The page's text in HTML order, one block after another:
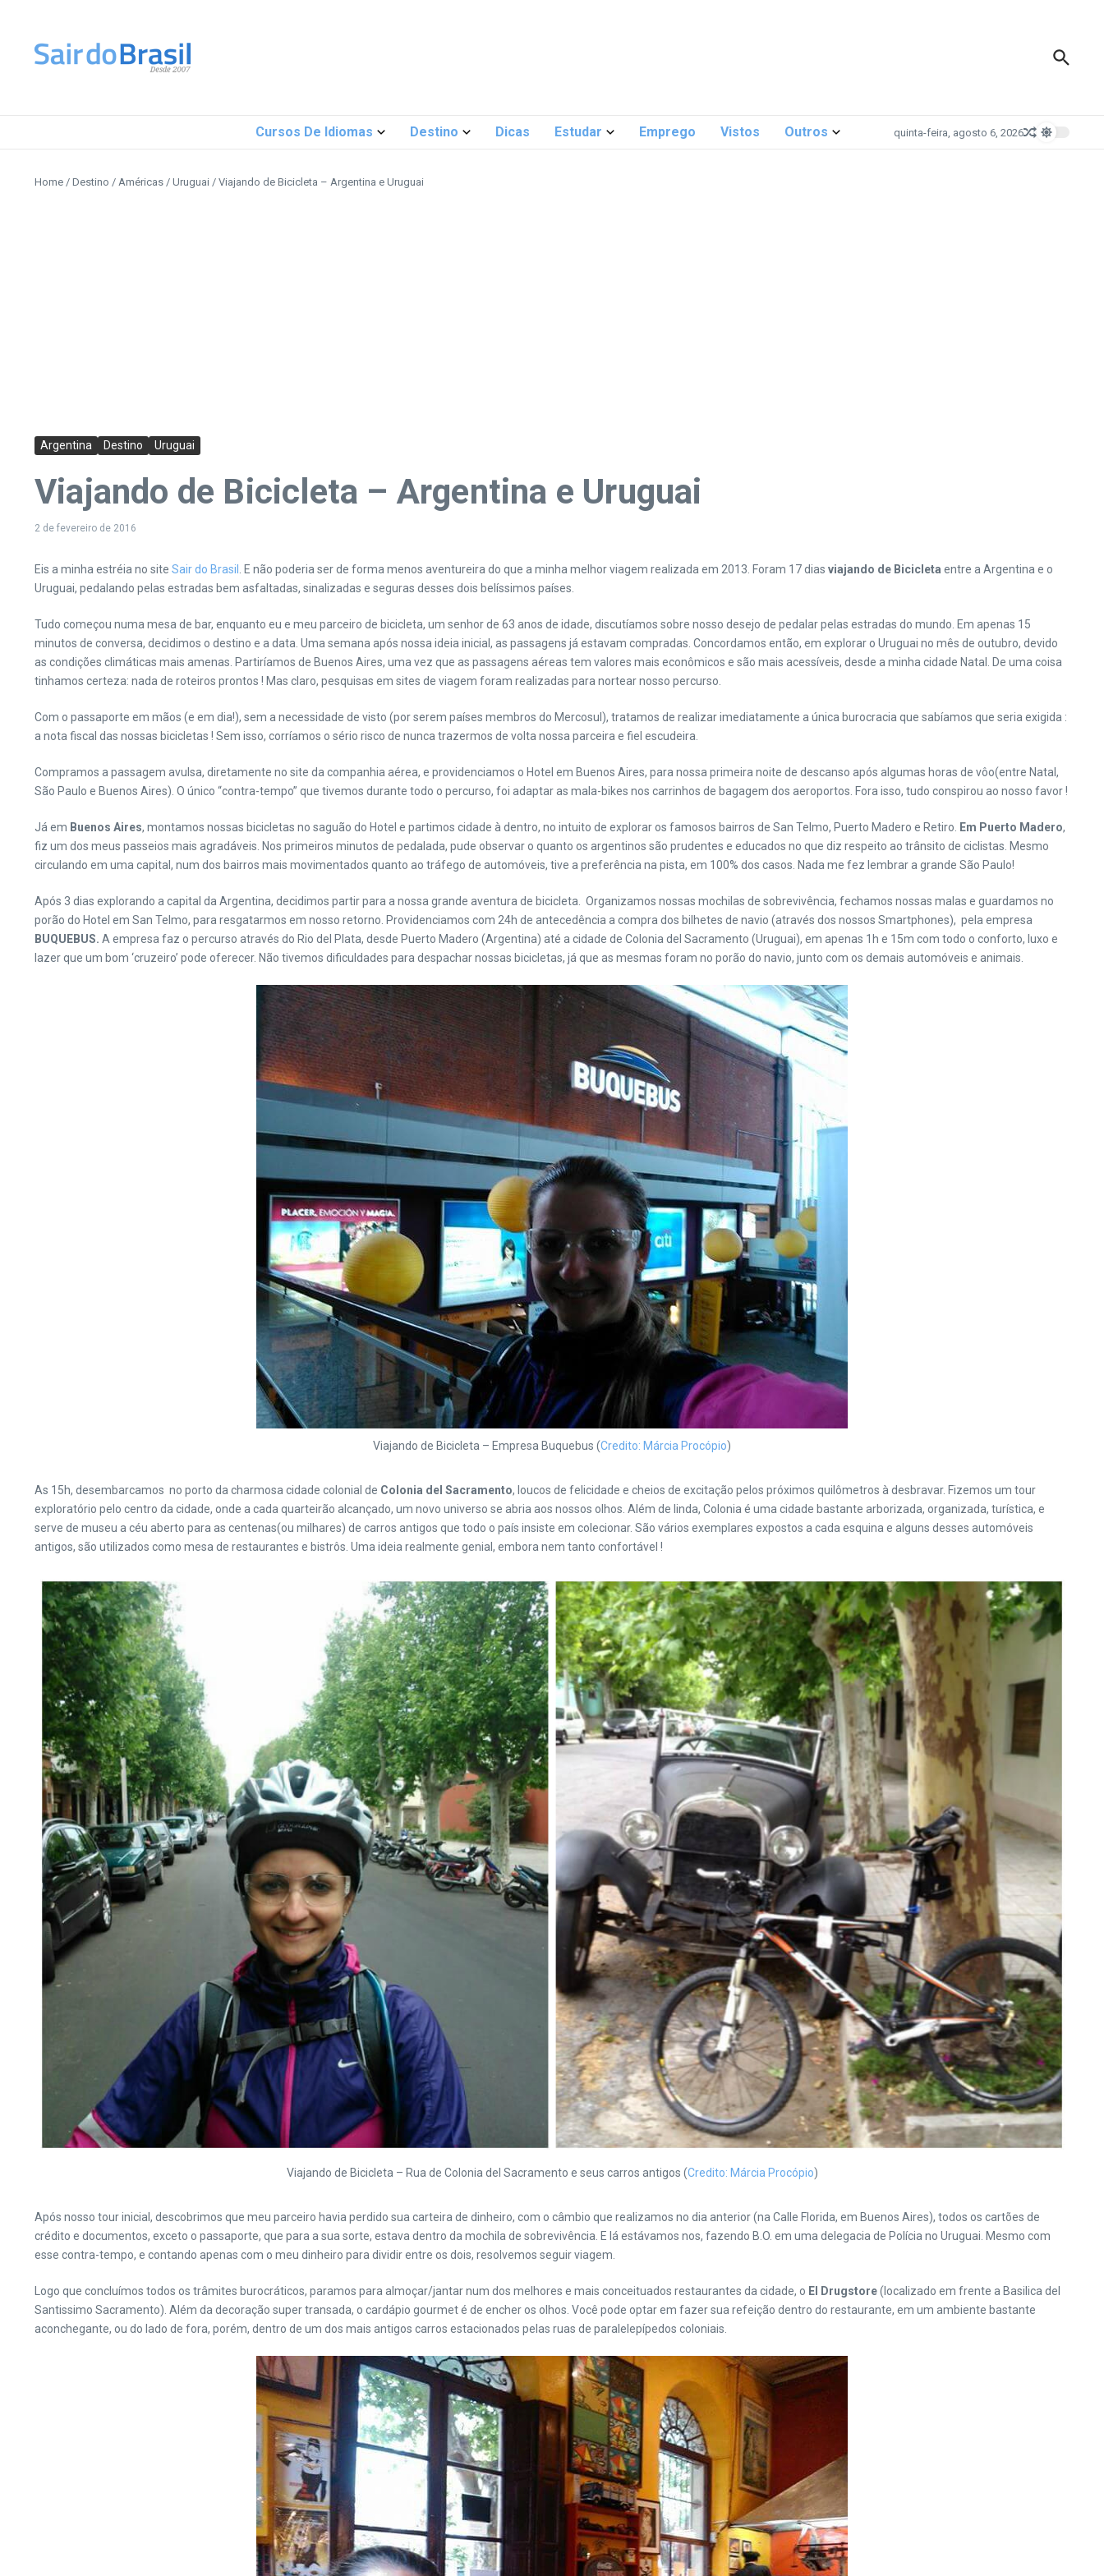
Cursos De Idiomas Destino Dicas Estudar Emprego Vistos Outros quinta-feira, agosto 6, 2026
Home / Destino / Américas / Uruguai / Viajando de Bicicleta – Argentina e Uruguai
Argentina Destino Uruguai
Viajando de Bicicleta – Argentina e Uruguai
2 de fevereiro de 2016
Eis a minha estréia no site Sair do Brasil . E não poderia ser de forma menos aventureira do que a minha melhor viagem realizada em 2013. Foram 17 dias viajando de Bicicleta entre a Argentina e o
Uruguai, pedalando pelas estradas bem asfaltadas, sinalizadas e seguras desses dois belíssimos países.
Tudo começou numa mesa de bar, enquanto eu e meu parceiro de bicicleta, um senhor de 63 anos de idade, discutíamos sobre nosso desejo de pedalar pelas estradas do mundo. Em apenas 15
minutos de conversa, decidimos o destino e a data. Uma semana após nossa ideia inicial, as passagens já estavam compradas. Concordamos então, em explorar o Uruguai no mês de outubro, devido
as condições climáticas mais amenas. Partiríamos de Buenos Aires, uma vez que as passagens aéreas tem valores mais econômicos e são mais acessíveis, desde a minha cidade Natal. De uma coisa
tinhamos certeza: nada de roteiros prontos ! Mas claro, pesquisas em sites de viagem foram realizadas para nortear nosso percurso.
Com o passaporte em mãos (e em dia!), sem a necessidade de visto (por serem países membros do Mercosul), tratamos de realizar imediatamente a única burocracia que sabíamos que seria exigida :
a nota fiscal das nossas bicicletas ! Sem isso, corríamos o sério risco de nunca trazermos de volta nossa parceira e fiel escudeira.
Compramos a passagem avulsa, diretamente no site da companhia aérea, e providenciamos o Hotel em Buenos Aires, para nossa primeira noite de descanso após algumas horas de vôo(entre Natal,
São Paulo e Buenos Aires). O único “contra-tempo” que tivemos durante todo o percurso, foi adaptar as mala-bikes nos carrinhos de bagagem dos aeroportos. Fora isso, tudo conspirou ao nosso favor !
Já em Buenos Aires, montamos nossas bicicletas no saguão do Hotel e partimos cidade à dentro, no intuito de explorar os famosos bairros de San Telmo, Puerto Madero e Retiro. Em Puerto Madero,
fiz um dos meus passeios mais agradáveis. Nos primeiros minutos de pedalada, pude observar o quanto os argentinos são prudentes e educados no que diz respeito ao trânsito de ciclistas. Mesmo
circulando em uma capital, num dos bairros mais movimentados quanto ao tráfego de automóveis, tive a preferência na pista, em 100% dos casos. Nada me fez lembrar a grande São Paulo!
Após 3 dias explorando a capital da Argentina, decidimos partir para a nossa grande aventura de bicicleta.
Organizamos nossas mochilas de sobrevivência, fechamos nossas malas e guardamos no
porão do Hotel em San Telmo, para resgatarmos em nosso retorno. Providenciamos com 24h de antecedência a compra dos bilhetes de navio (através dos nossos Smartphones), pela empresa
BUQUEBUS. A empresa faz o percurso através do Rio del Plata, desde Puerto Madero (Argentina) até a cidade de Colonia del Sacramento (Uruguai), em apenas 1h e 15m com todo o conforto, luxo e
lazer que um bom ‘cruzeiro’ pode oferecer. Não tivemos dificuldades para despachar nossas bicicletas, já que as mesmas foram no porão do navio, junto com os demais automóveis e animais.
Viajando de Bicicleta – Empresa Buquebus (Credito: Márcia Procópio)
As 15h, desembarcamos no porto da charmosa cidade colonial de Colonia del Sacramento, loucos de felicidade e cheios de excitação pelos próximos quilômetros à desbravar. Fizemos um tour
exploratório pelo centro da cidade, onde a cada quarteirão alcançado, um novo universo se abria aos nossos olhos. Além de linda, Colonia é uma cidade bastante arborizada, organizada, turística, e
serve de museu a céu aberto para as centenas(ou milhares) de carros antigos que todo o país insiste em colecionar. São vários exemplares expostos a cada esquina e alguns desses automóveis
antigos, são utilizados como mesa de restaurantes e bistrôs. Uma ideia realmente genial, embora nem tanto confortável !
Viajando de Bicicleta – Rua de Colonia del Sacramento e seus carros antigos (Credito: Márcia Procópio)
Após nosso tour inicial, descobrimos que meu parceiro havia perdido sua carteira de dinheiro, com o câmbio que realizamos no dia anterior (na Calle Florida, em Buenos Aires), todos os cartões de
crédito e documentos, exceto o passaporte, que para a sua sorte, estava dentro da mochila de sobrevivência. E lá estávamos nos, fazendo B.O. em uma delegacia de Polícia no Uruguai. Mesmo com
esse contra-tempo, e contando apenas com o meu dinheiro para dividir entre os dois, resolvemos seguir viagem.
Logo que concluímos todos os trâmites burocráticos, paramos para almoçar/jantar num dos melhores e mais conceituados restaurantes da cidade, o El Drugstore(localizado em frente a Basilica del
Santissimo Sacramento). Além da decoração super transada, o cardápio gourmet é de encher os olhos. Você pode optar em fazer sua refeição dentro do restaurante, em um ambiente bastante
aconchegante, ou do lado de fora, porém, dentro de um dos mais antigos carros estacionados pelas ruas de paralelepípedos coloniais.